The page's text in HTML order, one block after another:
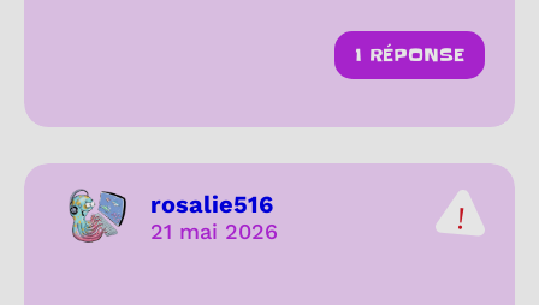
1 RÉPONSE
rosalie516
21 mai 2026